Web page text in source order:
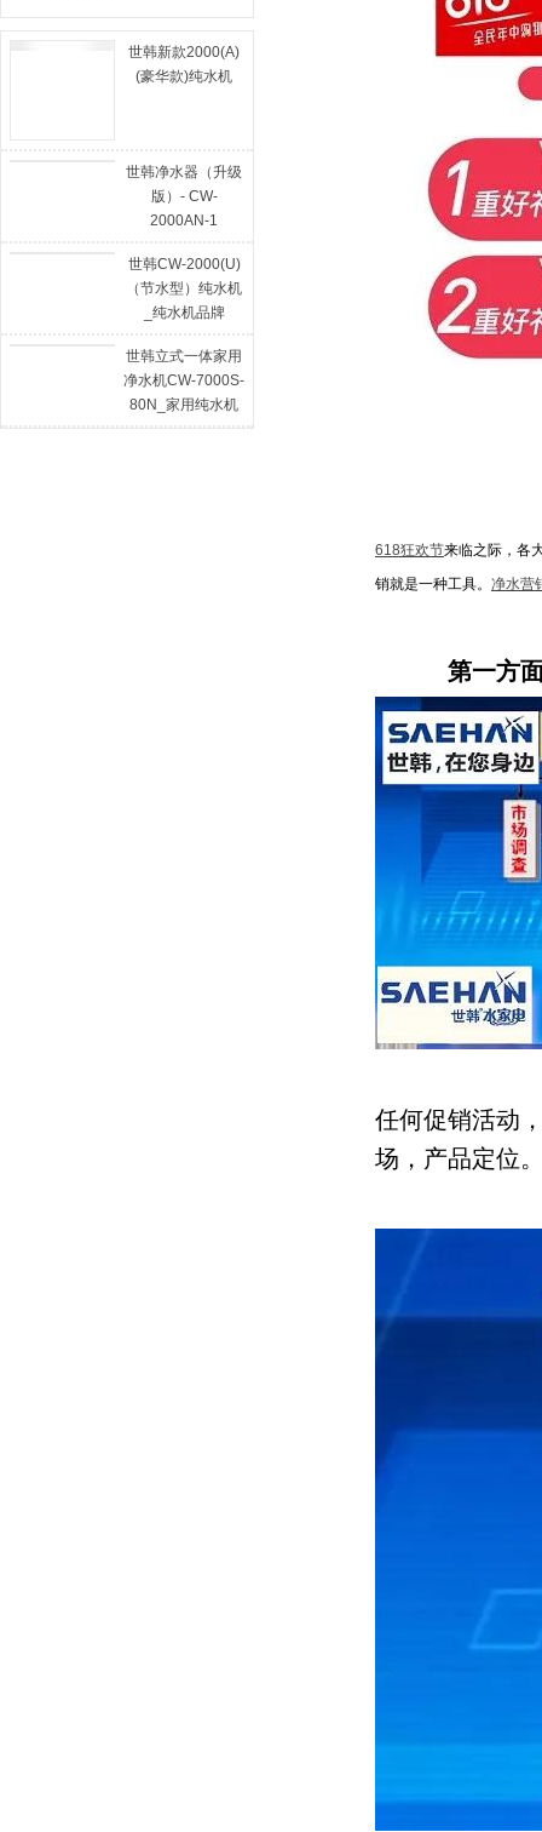
世韩新款2000(A)
(豪华款)纯水机
世韩净水器（升级
版）- CW-
2000AN-1
世韩CW-2000(U)
（节水型）纯水机
_纯水机品牌
世韩立式一体家用
净水机CW-7000S-
80N_家用纯水机
618狂欢节来临之际，各
销就是一种工具。 净水营
第一方
任何促销活动
场，产品定位